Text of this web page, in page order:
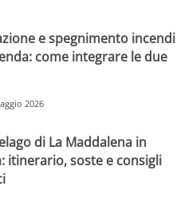
e spegnimento incendi
come integrare le due
2026
di La Maddalena in
itinerario, soste e consigli